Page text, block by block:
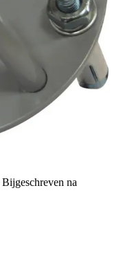
Bijgeschreven na